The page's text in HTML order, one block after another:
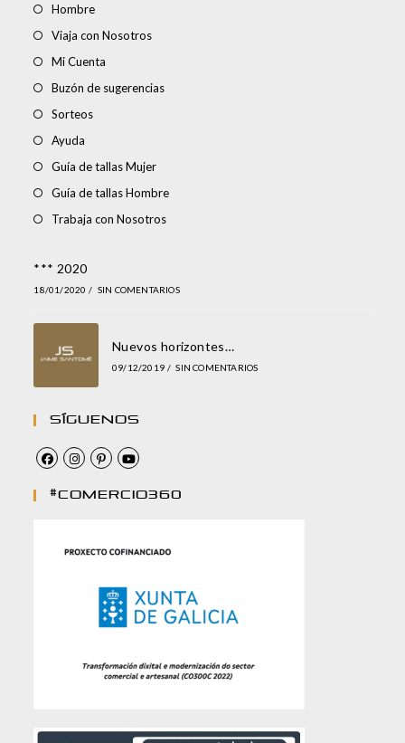
Hombre
Viaja con Nosotros
Mi Cuenta
Buzón de sugerencias
Sorteos
Ayuda
Guía de tallas Mujer
Guía de tallas Hombre
Trabaja con Nosotros
*** 2020
18/01/2020 / SIN COMENTARIOS
Nuevos horizontes…
09/12/2019 / SIN COMENTARIOS
Síguenos
#comercio360